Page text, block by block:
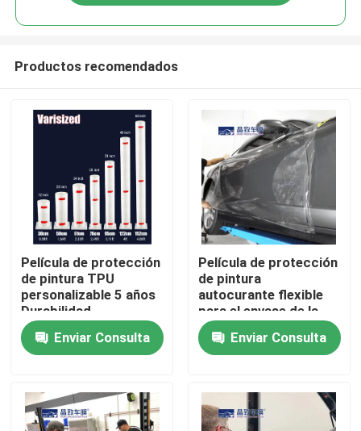
Inicio
Productos recomendados
Película de protección
de pintura TPU
personalizable 5 años
Durabilidad
pegamento importado
Enviar Consulta
Película de protección
de pintura
autocurante flexible
para el envase de la
carrocería del
automóvil Resistencia
a manchas
Enviar Consulta